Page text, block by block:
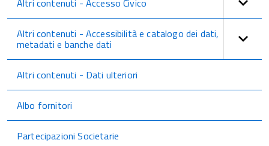
Altri contenuti - Accesso Civico
Altri contenuti - Accessibilità e catalogo dei dati,
metadati e banche dati
Altri contenuti - Dati ulteriori
Albo fornitori
Partecipazioni Societarie